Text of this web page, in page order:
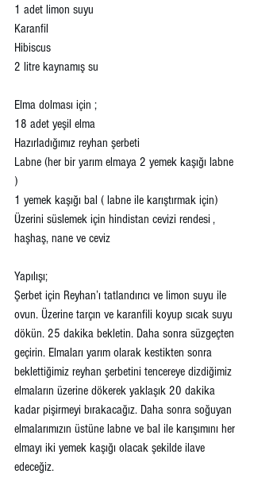
1 adet limon suyu
Karanfil
Hibiscus
2 litre kaynamış su
Elma dolması için ;
18 adet yeşil elma
Hazırladığımız reyhan şerbeti
Labne (her bir yarım elmaya 2 yemek kaşığı labne
)
1 yemek kaşığı bal ( labne ile karıştırmak için)
Üzerini süslemek için hindistan cevizi rendesi ,
haşhaş, nane ve ceviz
Yapılışı;
Şerbet için Reyhan’ı tatlandırıcı ve limon suyu ile
ovun. Üzerine tarçın ve karanfili koyup sıcak suyu
dökün. 25 dakika bekletin. Daha sonra süzgeçten
geçirin. Elmaları yarım olarak kestikten sonra
beklettiğimiz reyhan şerbetini tencereye dizdiğimiz
elmaların üzerine dökerek yaklaşık 20 dakika
kadar pişirmeyi bırakacağız. Daha sonra soğuyan
elmalarımızın üstüne labne ve bal ile karışımını her
elmayı iki yemek kaşığı olacak şekilde ilave
edeceğiz.